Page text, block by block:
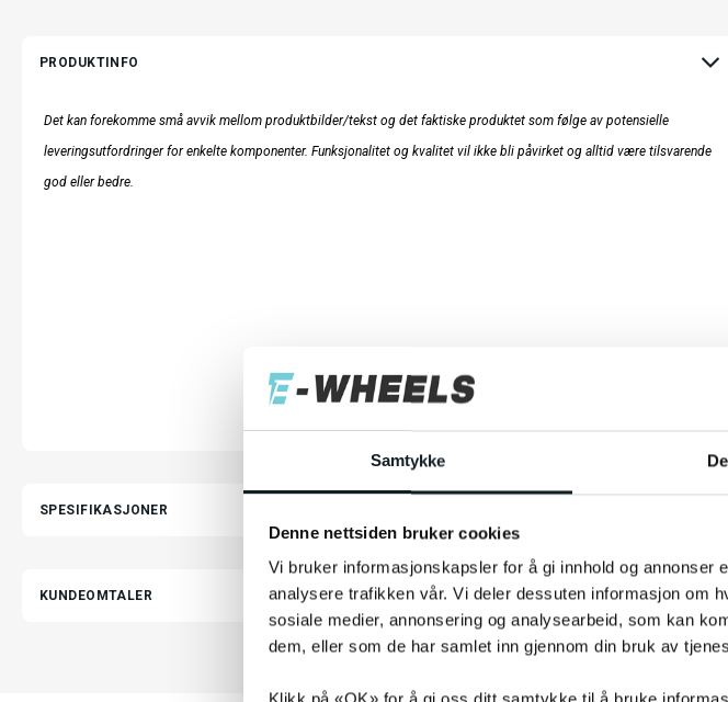
Samtykke
Denne nettsiden bruker cookies
Vi bruker informasjonskapsler for å gi innhold og
analysere trafikken vår. Vi deler dessuten informasjon om
sosiale medier, annonsering og analysearbeid, som kan
dem, eller som de har samlet inn gjennom din bruk av
PRODUKTINFO
Det kan forekomme små avvik mellom produktbilder/tekst og det faktiske produktet som følge av potensielle
leveringsutfordringer for enkelte komponenter. Funksjonalitet og kvalitet vil ikke bli påvirket og alltid være tilsvarende
god eller bedre.
LES MER
SPESIFIKASJONER
KUNDEOMTALER